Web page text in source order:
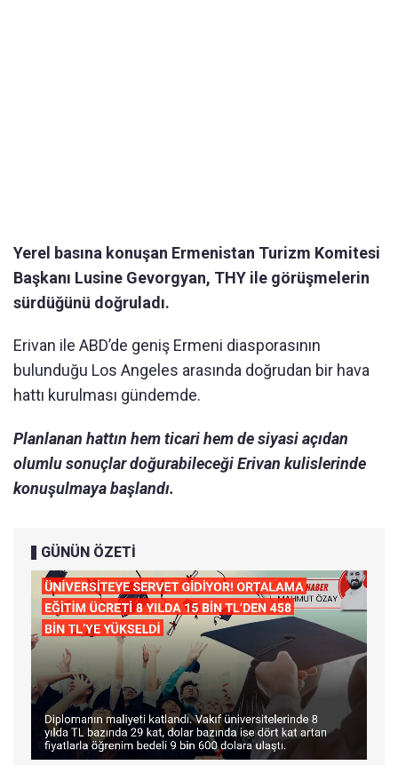
Yerel basına konuşan Ermenistan Turizm Komitesi
Başkanı Lusine Gevorgyan, THY ile görüşmelerin
sürdüğünü doğruladı.
Erivan ile ABD’de geniş Ermeni diasporasının
bulunduğu Los Angeles arasında doğrudan bir hava
hattı kurulması gündemde.
Planlanan hattın hem ticari hem de siyasi açıdan
olumlu sonuçlar doğurabileceği Erivan kulislerinde
konuşulmaya başlandı.
GÜNÜN ÖZETİ